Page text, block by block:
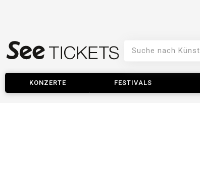
KONZERTE FESTIVALS